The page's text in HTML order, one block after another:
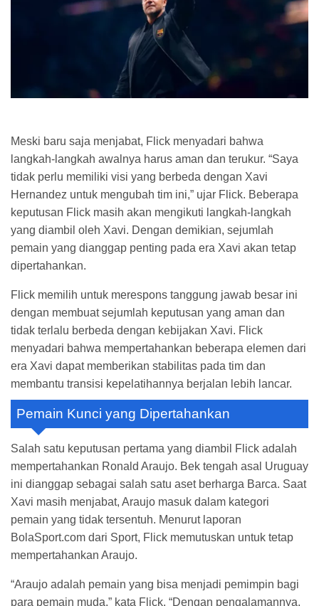
Meski baru saja menjabat, Flick menyadari bahwa
langkah-langkah awalnya harus aman dan terukur. “Saya
tidak perlu memiliki visi yang berbeda dengan Xavi
Hernandez untuk mengubah tim ini,” ujar Flick. Beberapa
keputusan Flick masih akan mengikuti langkah-langkah
yang diambil oleh Xavi. Dengan demikian, sejumlah
pemain yang dianggap penting pada era Xavi akan tetap
dipertahankan.
Flick memilih untuk merespons tanggung jawab besar ini
dengan membuat sejumlah keputusan yang aman dan
tidak terlalu berbeda dengan kebijakan Xavi. Flick
menyadari bahwa mempertahankan beberapa elemen dari
era Xavi dapat memberikan stabilitas pada tim dan
membantu transisi kepelatihannya berjalan lebih lancar.
Pemain Kunci yang Dipertahankan
Salah satu keputusan pertama yang diambil Flick adalah
mempertahankan Ronald Araujo. Bek tengah asal Uruguay
ini dianggap sebagai salah satu aset berharga Barca. Saat
Xavi masih menjabat, Araujo masuk dalam kategori
pemain yang tidak tersentuh. Menurut laporan
BolaSport.com dari Sport, Flick memutuskan untuk tetap
mempertahankan Araujo.
“Araujo adalah pemain yang bisa menjadi pemimpin bagi
para pemain muda,” kata Flick. “Dengan pengalamannya,